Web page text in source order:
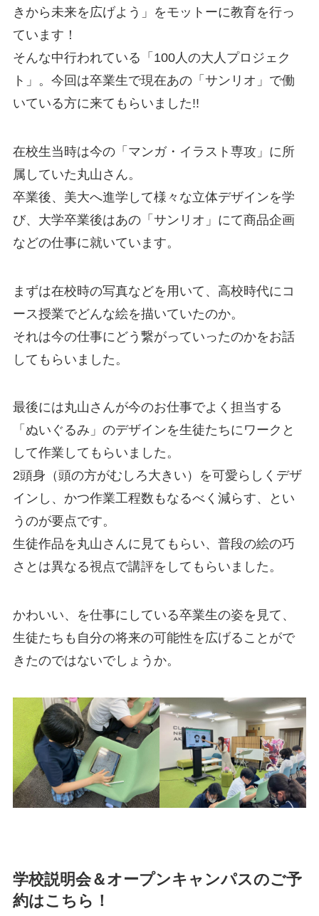
きから未来を広げよう」をモットーに教育を行っ
ています！
そんな中行われている「100人の大人プロジェク
ト」。今回は卒業生で現在あの「サンリオ」で働
いている方に来てもらいました!!
在校生当時は今の「マンガ・イラスト専攻」に所
属していた丸山さん。
卒業後、美大へ進学して様々な立体デザインを学
び、大学卒業後はあの「サンリオ」にて商品企画
などの仕事に就いています。
まずは在校時の写真などを用いて、高校時代にコ
ース授業でどんな絵を描いていたのか。
それは今の仕事にどう繋がっていったのかをお話
してもらいました。
最後には丸山さんが今のお仕事でよく担当する
「ぬいぐるみ」のデザインを生徒たちにワークと
して作業してもらいました。
2頭身（頭の方がむしろ大きい）を可愛らしくデザ
インし、かつ作業工程数もなるべく減らす、とい
うのが要点です。
生徒作品を丸山さんに見てもらい、普段の絵の巧
さとは異なる視点で講評をしてもらいました。
かわいい、を仕事にしている卒業生の姿を見て、
生徒たちも自分の将来の可能性を広げることがで
きたのではないでしょうか。
学校説明会＆オープンキャンパスのご予
約はこちら！